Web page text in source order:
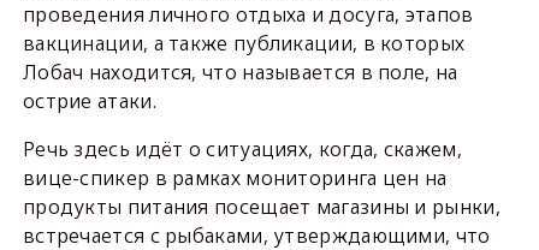
проведения личного отдыха и досуга, этапов
вакцинации, а также публикации, в которых
Лобач находится, что называется в поле, на
острие атаки.
Речь здесь идёт о ситуациях, когда, скажем,
вице-спикер в рамках мониторинга цен на
продукты питания посещает магазины и рынки,
встречается с рыбаками, утверждающими, что